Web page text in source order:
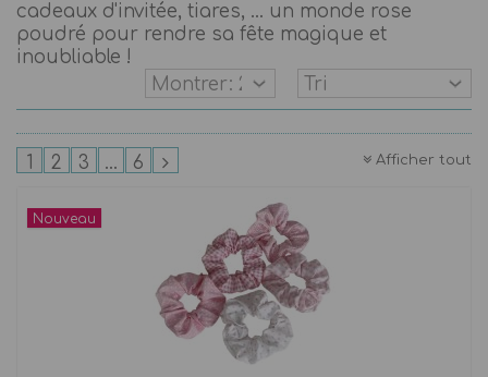
cadeaux d'invitée, tiares, ... un monde rose
poudré pour rendre sa fête magique et
inoubliable !
Afficher tout
1 2 3 ... 6
Nouveau